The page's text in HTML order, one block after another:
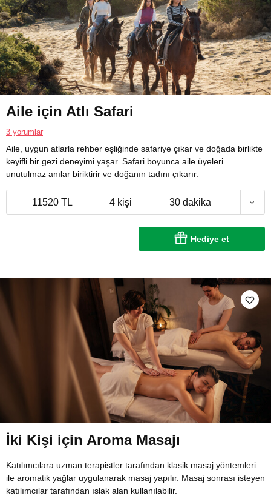
Aile için Atlı Safari
3 yorumlar
Aile, uygun atlarla rehber eşliğinde safariye çıkar ve doğada birlikte
keyifli bir gezi deneyimi yaşar. Safari boyunca aile üyeleri
unutulmaz anılar biriktirir ve doğanın tadını çıkarır.
11520 TL 4 kişi 30 dakika
Hediye et
İki Kişi için Aroma Masajı
Katılımcılara uzman terapistler tarafından klasik masaj yöntemleri
ile aromatik yağlar uygulanarak masaj yapılır. Masaj sonrası isteyen
katılımcılar tarafından ıslak alan kullanılabilir.